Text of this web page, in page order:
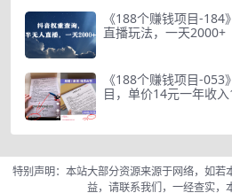
《188个赚钱项目-
直播玩法，一天2000+
《188个赚钱项目-
目，单价14元一年收
特别声明：本站大部分资源来源于网络，如若
益，请联系我们，一经查实，